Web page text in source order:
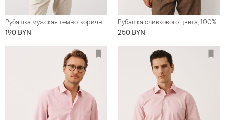
Рубашка мужская темно-коричневая, летняя, свободного кроя
190 BYN
Рубашка оливкового цвета, 100% лен, акула воротник (Regular Fit)
250 BYN